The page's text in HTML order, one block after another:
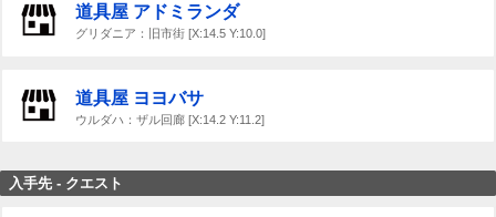
道具屋 アドミランダ
グリダニア：旧市街 [X:14.5 Y:10.0]
道具屋 ヨヨバサ
ウルダハ：ザル回廊 [X:14.2 Y:11.2]
入手先 - クエスト